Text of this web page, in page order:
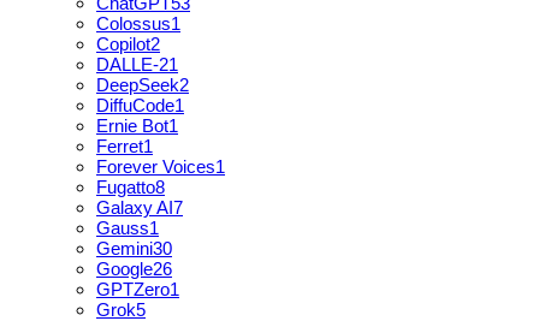
Colossus1
Copilot2
DALLE-21
DeepSeek2
DiffuCode1
Ernie Bot1
Ferret1
Forever Voices1
Fugatto8
Galaxy AI7
Gauss1
Gemini30
Google26
GPTZero1
Grok5